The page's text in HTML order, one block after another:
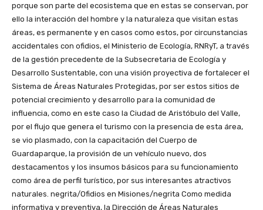
porque son parte del ecosistema que en estas se conservan, por
ello la interacción del hombre y la naturaleza que visitan estas
áreas, es permanente y en casos como estos, por circunstancias
accidentales con ofidios, el Ministerio de Ecología, RNRyT, a través
de la gestión precedente de la Subsecretaria de Ecología y
Desarrollo Sustentable, con una visión proyectiva de fortalecer el
Sistema de Áreas Naturales Protegidas, por ser estos sitios de
potencial crecimiento y desarrollo para la comunidad de
influencia, como en este caso la Ciudad de Aristóbulo del Valle,
por el flujo que genera el turismo con la presencia de esta área,
se vio plasmado, con la capacitación del Cuerpo de
Guardaparque, la provisión de un vehículo nuevo, dos
destacamentos y los insumos básicos para su funcionamiento
como área de perfil turístico, por sus interesantes atractivos
naturales. negrita/Ofidios en Misiones/negrita Como medida
informativa y preventiva, la Dirección de Áreas Naturales